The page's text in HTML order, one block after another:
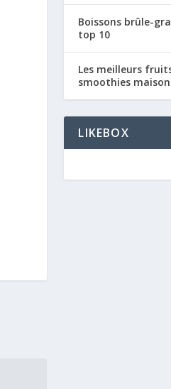
Boissons brûle-
top 10
Les meilleurs
smoothies maison
LIKEBOX